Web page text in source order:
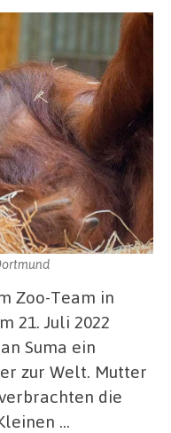
Zoo-Team in
21. Juli 2022
Suma ein
zur Welt. Mutter
die
…